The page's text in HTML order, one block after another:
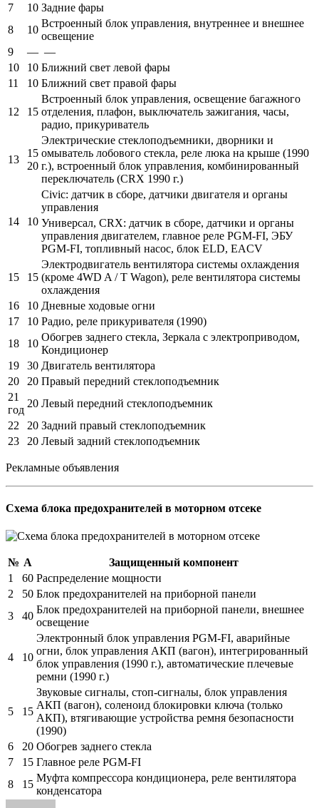
7
10 Задние фары
8
10
Встроенный блок управления, внутреннее и внешнее
освещение
9
— —
10
10 Ближний свет левой фары
11
10 Ближний свет правой фары
12 15
Встроенный блок управления, освещение багажного
отделения, плафон, выключатель зажигания, часы,
радио, прикуриватель
13
15
20
Электрические стеклоподъемники, дворники и
омыватель лобового стекла, реле люка на крыше (1990
г.), встроенный блок управления, комбинированный
переключатель (CRX 1990 г.)
14 10
Civic: датчик в сборе, датчики двигателя и органы
управления
Универсал, CRX: датчик в сборе, датчики и органы
управления двигателем, главное реле PGM-FI, ЭБУ
PGM-FI, топливный насос, блок ELD, EACV
15 15
Электродвигатель вентилятора системы охлаждения
(кроме 4WD A / T Wagon), реле вентилятора системы
охлаждения
16
10 Дневные ходовые огни
17
10 Радио, реле прикуривателя (1990)
18
10
Обогрев заднего стекла, Зеркала с электроприводом,
Кондиционер
19
30 Двигатель вентилятора
20
20 Правый передний стеклоподъемник
21
год
20 Левый передний стеклоподъемник
22
20 Задний правый стеклоподъемник
23
20 Левый задний стеклоподъемник
Рекламные объявления
Схема блока предохранителей в моторном отсеке
№ А
Защищенный компонент
1
60 Распределение мощности
2
50 Блок предохранителей на приборной панели
3
40
Блок предохранителей на приборной панели, внешнее
освещение
4 10
Электронный блок управления PGM-FI, аварийные
огни, блок управления АКП (вагон), интегрированный
блок управления (1990 г.), автоматические плечевые
ремни (1990 г.)
5 15
Звуковые сигналы, стоп-сигналы, блок управления
АКП (вагон), соленоид блокировки ключа (только
АКП), втягивающие устройства ремня безопасности
(1990)
6
20 Обогрев заднего стекла
7
15 Главное реле PGM-FI
8
15
Муфта компрессора кондиционера, реле вентилятора
конденсатора